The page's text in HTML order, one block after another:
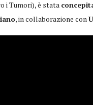
i Tumori), è stata
, in collaborazione con